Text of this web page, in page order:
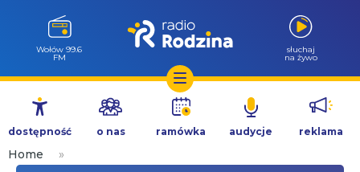
Przejdź
treści
Wołów 99.6
FM
słuchaj
na żywo
dostępność o nas ramówka audycje reklama
Home
»